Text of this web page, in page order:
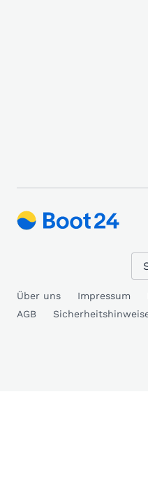
Über uns Impressum
AGB